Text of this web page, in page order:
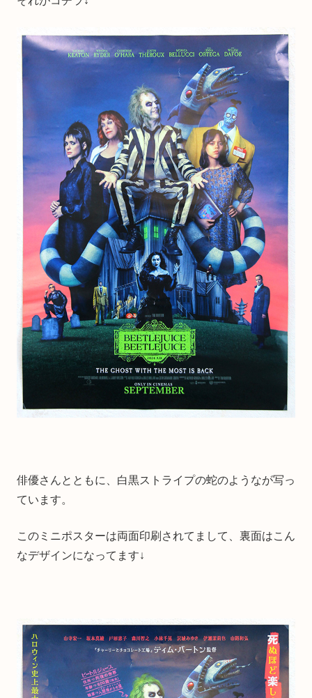
俳優さんとともに、白黒ストライプの蛇のようなが写っ
ています。
このミニポスターは両面印刷されてまして、裏面はこん
なデザインになってます↓